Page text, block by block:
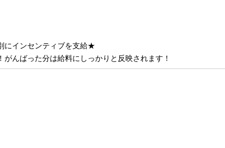
にインセンティブを支給★
んばった分は給料にしっかりと反映されます！